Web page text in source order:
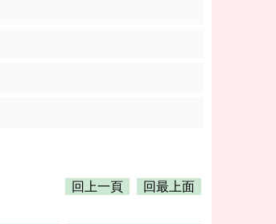
回上一頁 回最上面